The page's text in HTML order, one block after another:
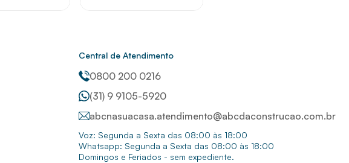
Central de Atendimento
0800 200 0216
(31) 9 9105-5920
abcnasuacasa.atendimento@abcdaconstrucao.com.br
Voz: Segunda a Sexta das 08:00 às 18:00
Whatsapp: Segunda a Sexta das 08:00 às 18:00
Domingos e Feriados - sem expediente.